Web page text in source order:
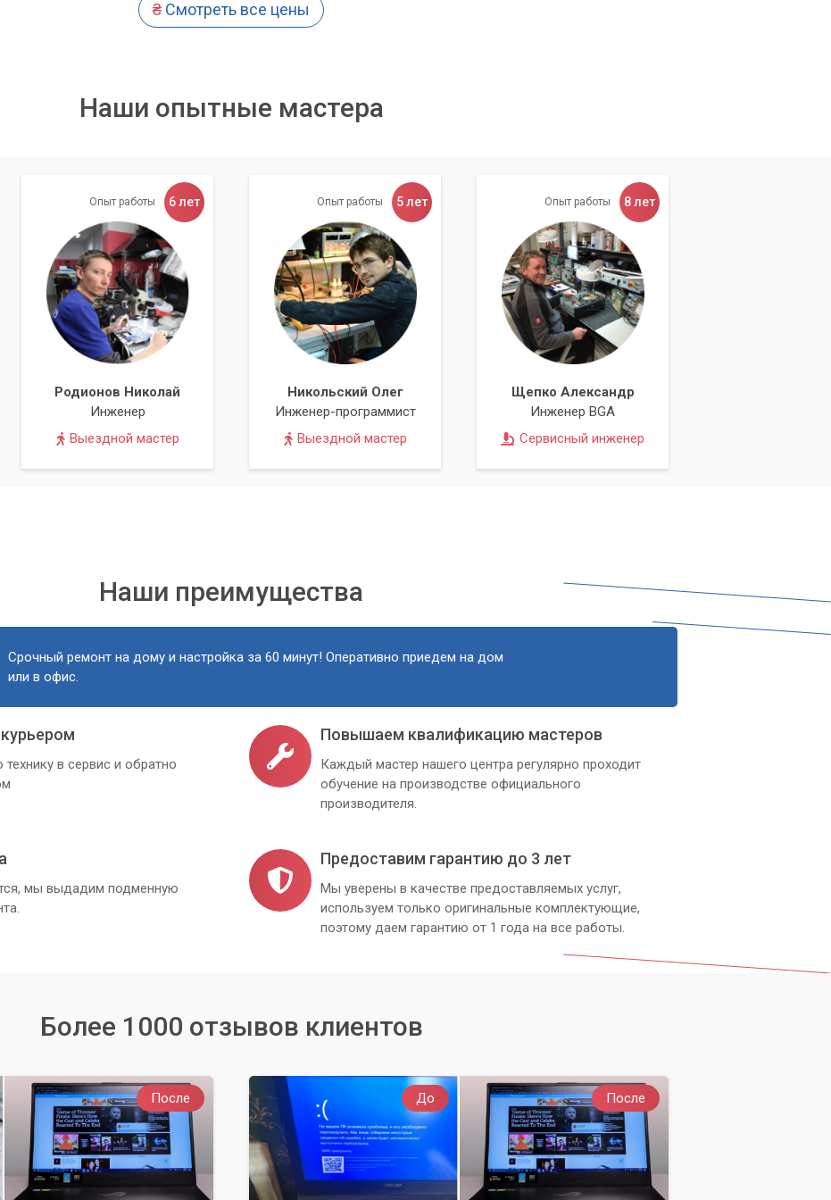
к интернету
планы
на даче:
₴ Смотреть все цены
Наши опытные мастера
Опыт работы 6 лет
Родионов Николай
Инженер
Выездной мастер
Опыт работы 5 лет
Никольский Олег
Инженер-программист
Выездной мастер
Опыт работы 8 лет
Щепко Александр
Инженер BGA
Сервисный инженер
Наши преимущества
Срочный ремонт на дому и настройка за 60 минут! Оперативно приедем на дом
или в офис.
в сервис и обратно
Повышаем квалификацию мастеров
Каждый мастер нашего центра регулярно проходит
обучение на производстве официального
производителя.
мы выдадим подменную
Предоставим гарантию до 3 лет
Мы уверены в качестве предоставляемых услуг,
используем только оригинальные комплектующие,
поэтому даем гарантию от 1 года на все работы.
Более 1000 отзывов клиентов
После До После